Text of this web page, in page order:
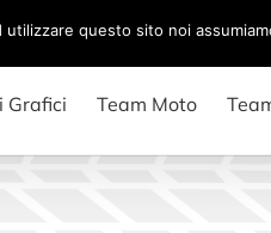
Il mio account
Grafici Team Moto
questo sito noi